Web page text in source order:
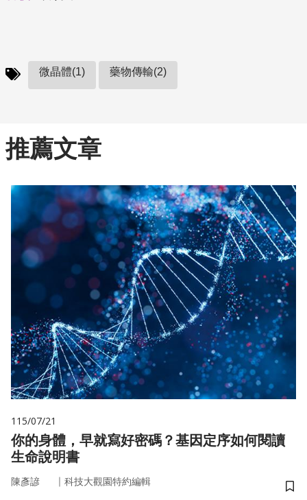
微晶體(1) 藥物傳輸(2)
推薦文章
115/07/21
你的身體，早就寫好密碼？基因定序如何閱讀
生命說明書
陳彥諺 ｜ 科技大觀園特約編輯
儲